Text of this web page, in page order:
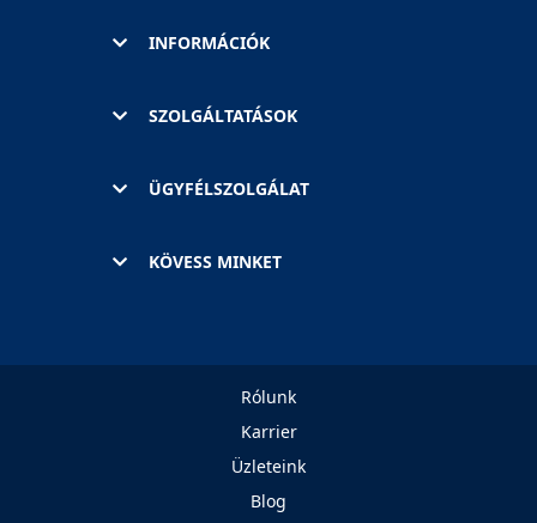
INFORMÁCIÓK
SZOLGÁLTATÁSOK
ÜGYFÉLSZOLGÁLAT
KÖVESS MINKET
Rólunk
Karrier
Üzleteink
Blog